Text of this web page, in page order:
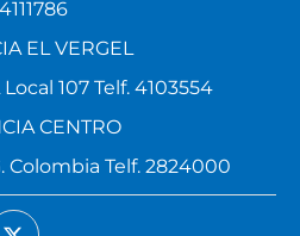
4111786
EL VERGEL
Local 107 Telf. 4103554
CENTRO
Colombia Telf. 2824000